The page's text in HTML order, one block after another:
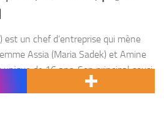
est un chef d’entreprise qui mène
Assia (Maria Sadek) et Amine
de 16 ans. Son principal souci